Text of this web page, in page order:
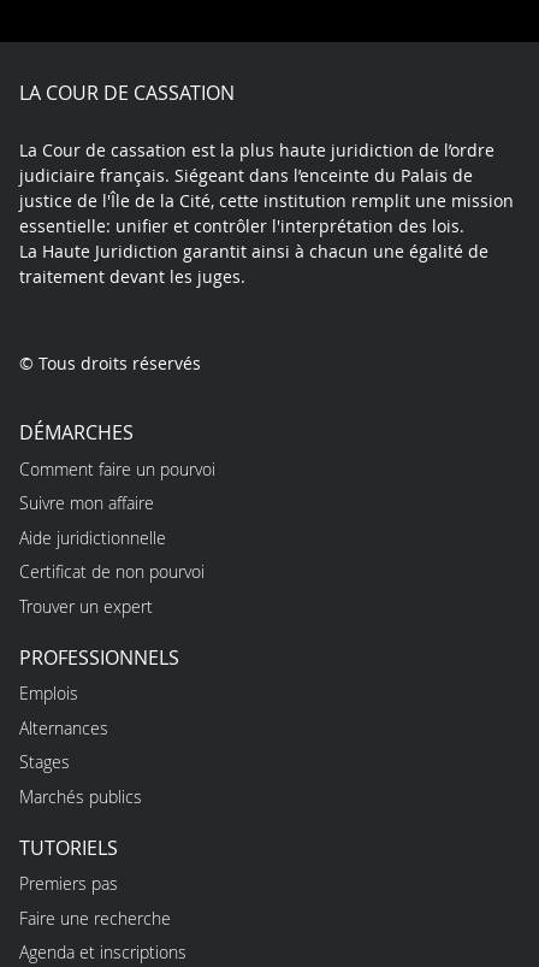
X
FacebookYoutubeLinkedInInstagram
LA COUR DE CASSATION
La Cour de cassation est la plus haute juridiction de l’ordre
judiciaire français. Siégeant dans l’enceinte du Palais de
justice de l'Île de la Cité, cette institution remplit une mission
essentielle: unifier et contrôler l'interprétation des lois.
La Haute Juridiction garantit ainsi à chacun une égalité de
traitement devant les juges.
© Tous droits réservés
DÉMARCHES
Comment faire un pourvoi
Suivre mon affaire
Aide juridictionnelle
Certificat de non pourvoi
Trouver un expert
PROFESSIONNELS
Emplois
Alternances
Stages
Marchés publics
TUTORIELS
Premiers pas
Faire une recherche
Agenda et inscriptions